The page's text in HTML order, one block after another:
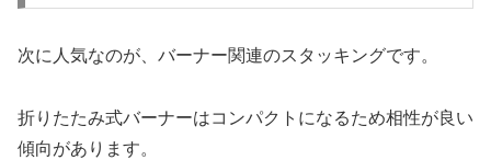
次に人気なのが、バーナー関連のスタッキングです。
折りたたみ式バーナーはコンパクトになるため相性が良い
傾向があります。